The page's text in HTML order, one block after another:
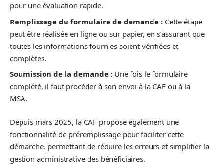
pour une évaluation rapide.
Remplissage du formulaire de demande : Cette étape
peut être réalisée en ligne ou sur papier, en s’assurant que
toutes les informations fournies soient vérifiées et
complètes.
Soumission de la demande : Une fois le formulaire
complété, il faut procéder à son envoi à la CAF ou à la
MSA.
Depuis mars 2025, la CAF propose également une
fonctionnalité de préremplissage pour faciliter cette
démarche, permettant de réduire les erreurs et simplifier la
gestion administrative des bénéficiaires.